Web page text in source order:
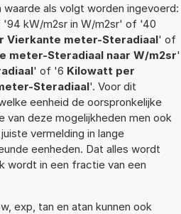
als volgt worden ingevoerd:
kW/m2sr in W/m2sr' of '40
Vierkante meter-Steradiaal' of
meter-Steradiaal naar W/m2sr'
' of '6 Kilowatt per
Steradiaal'. Voor dit
eenheid de oorspronkelijke
deze mogelijkheden men ook
vermelding in lange
eenheden. Dat alles wordt
wordt in een fractie van een
exp, tan en atan kunnen ook